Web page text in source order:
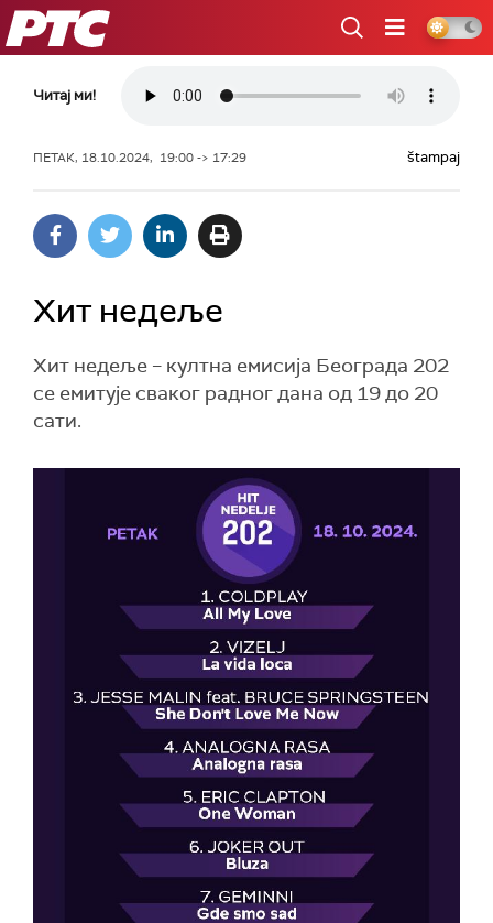
РТС
Читај ми!
ПЕТАК, 18.10.2024, 19:00 -> 17:29 štampaj
Хит недеље
Хит недеље – култна емисија Београда 202
се емитује сваког радног дана од 19 до 20
сати.